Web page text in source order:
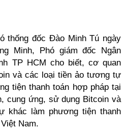
thống đốc Đào Minh Tú ngày
Minh, Phó giám đốc Ngân
TP HCM cho biết, cơ quan
và các loại tiền ảo tương tự
tiện thanh toán hợp pháp tại
cung ứng, sử dụng Bitcoin và
khác làm phương tiện thanh
Nam.